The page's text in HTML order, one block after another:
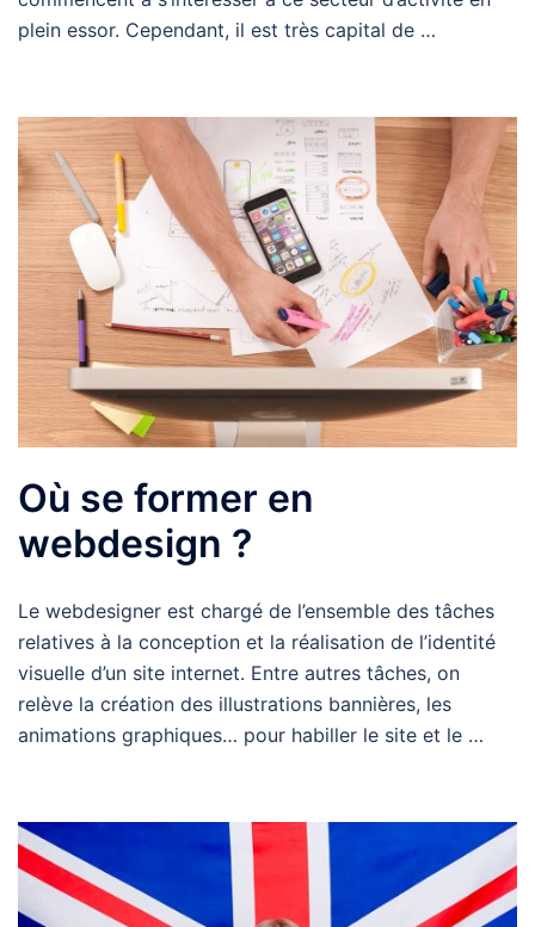
plein essor. Cependant, il est très capital de …
Où se former en
webdesign ?
Le webdesigner est chargé de l’ensemble des tâches
relatives à la conception et la réalisation de l’identité
visuelle d’un site internet. Entre autres tâches, on
relève la création des illustrations bannières, les
animations graphiques… pour habiller le site et le …